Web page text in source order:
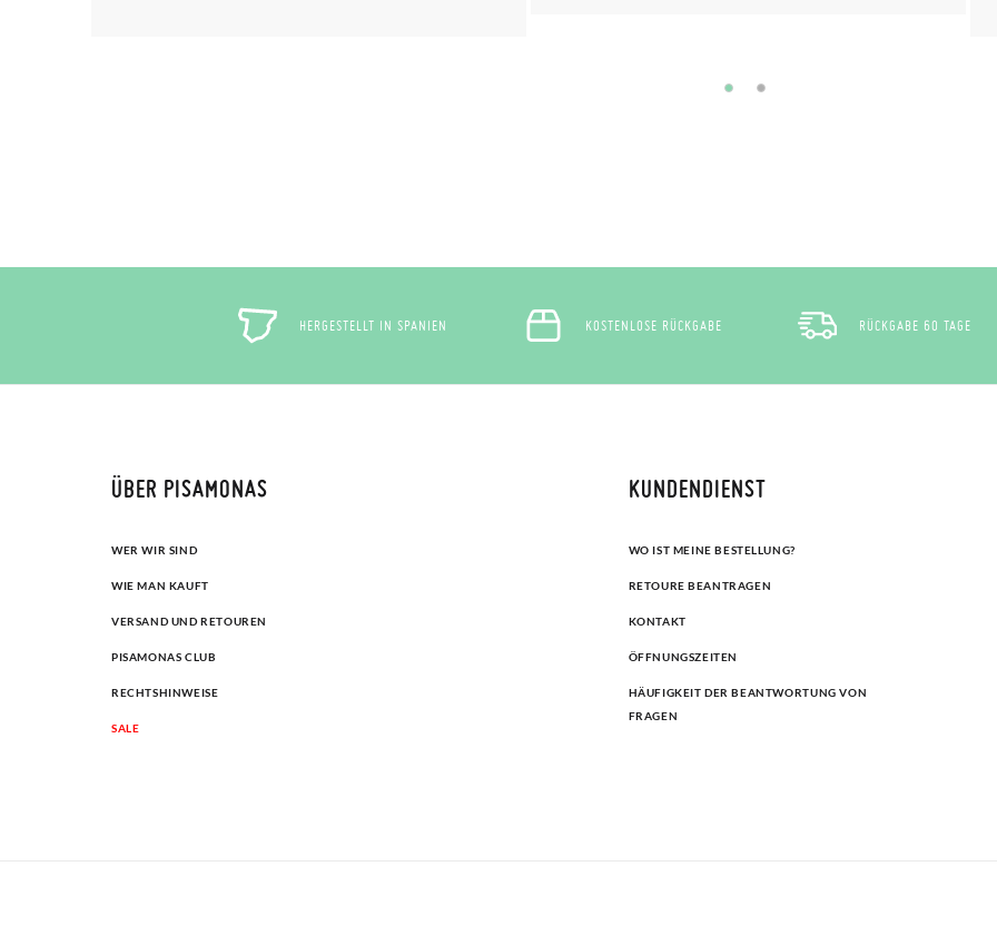
HERGESTELLT IN SPANIEN KOSTENLOSE RÜCKGABE RÜCKGABE 60 TAGE
ÜBER PISAMONAS
WER WIR SIND
WIE MAN KAUFT
VERSAND UND RETOUREN
PISAMONAS CLUB
RECHTSHINWEISE
SALE
KUNDENDIENST
WO IST MEINE BESTELLUNG?
RETOURE BEANTRAGEN
KONTAKT
ÖFFNUNGSZEITEN
HÄUFIGKEIT DER BEANTWORTUNG VON
FRAGEN